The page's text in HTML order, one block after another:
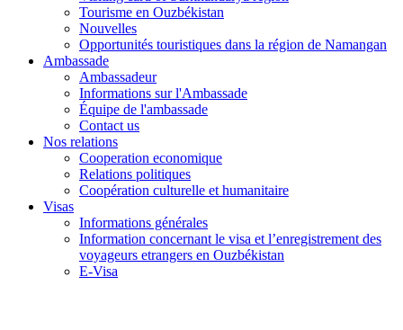
Tourisme en Ouzbékistan
Nouvelles
Opportunités touristiques dans la région de Namangan
Ambassade
Ambassadeur
Informations sur l'Ambassade
Équipe de l'ambassade
Contact us
Nos relations
Cooperation economique
Relations politiques
Coopération culturelle et humanitaire
Visas
Informations générales
Information concernant le visa et l’enregistrement des
voyageurs etrangers en Ouzbékistan
E-Visa